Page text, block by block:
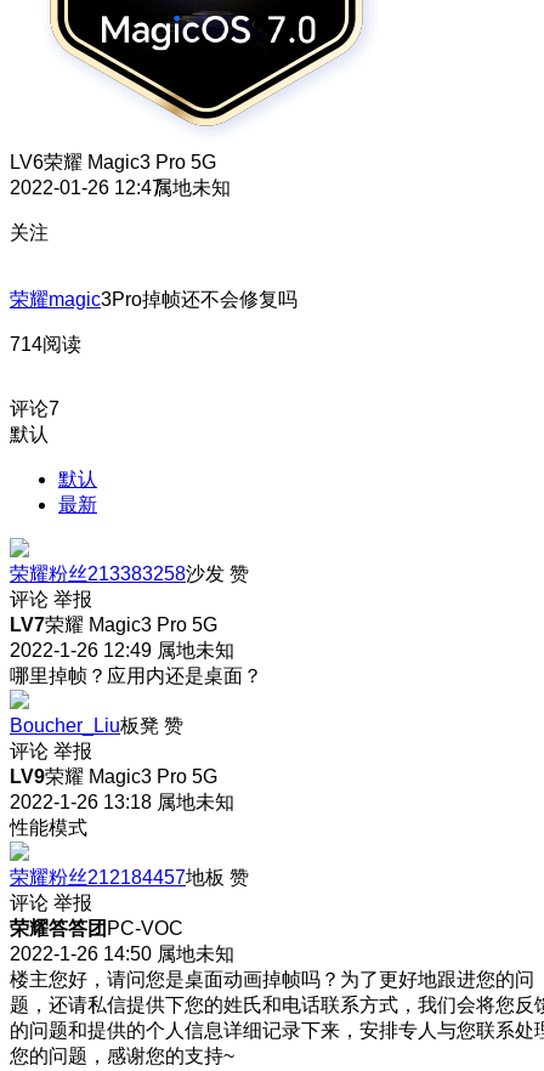
LV6荣耀 Magic3 Pro 5G
2022-01-26 12:47属地未知
关注
荣耀magic3Pro掉帧还不会修复吗
714阅读
评论7
默认
默认
最新
荣耀粉丝213383258沙发 赞
评论 举报
LV7荣耀 Magic3 Pro 5G
2022-1-26 12:49 属地未知
哪里掉帧？应用内还是桌面？
Boucher_Liu板凳 赞
评论 举报
LV9荣耀 Magic3 Pro 5G
2022-1-26 13:18 属地未知
性能模式
荣耀粉丝212184457地板 赞
评论 举报
荣耀答答团 PC-VOC
2022-1-26 14:50 属地未知
楼主您好，请问您是桌面动画掉帧吗？为了更好地跟进您的问
题，还请私信提供下您的姓氏和电话联系方式，我们会将您反
的问题和提供的个人信息详细记录下来，安排专人与您联系处
您的问题，感谢您的支持~